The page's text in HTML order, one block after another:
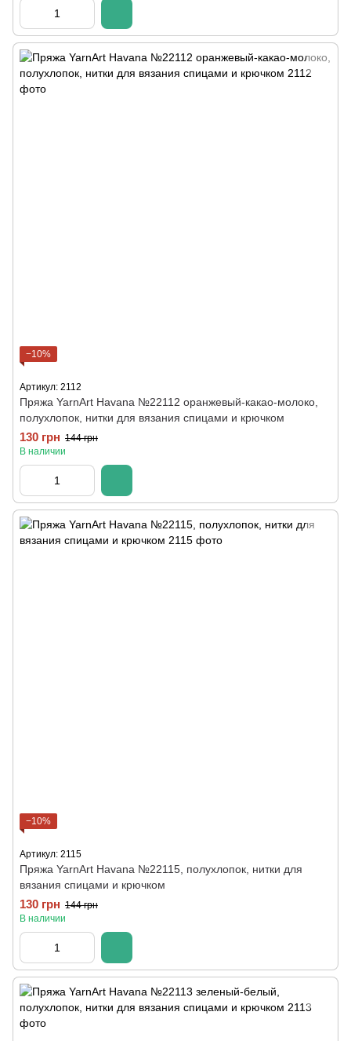
−10%
Артикул: 2112
Пряжа YarnArt Havana №22112 оранжевый-какао-молоко,
полухлопок, нитки для вязания спицами и крючком
130 грн 144 грн
В наличии
−10%
Артикул: 2115
Пряжа YarnArt Havana №22115, полухлопок, нитки для
вязания спицами и крючком
130 грн 144 грн
В наличии